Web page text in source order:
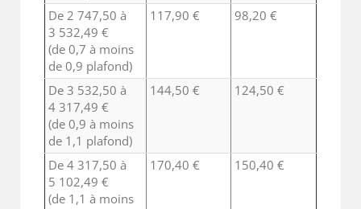
De 2 747,50 à
3 532,49 €
(de 0,7 à moins
de 0,9 plafond)
117,90 € 98,20 €
De 3 532,50 à
4 317,49 €
(de 0,9 à moins
de 1,1 plafond)
144,50 € 124,50 €
De 4 317,50 à
5 102,49 €
(de 1,1 à moins
170,40 € 150,40 €